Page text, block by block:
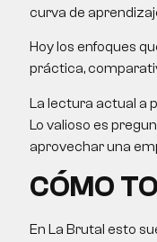
curva de
Hoy los enfoques
práctica,
La lectura actual a
Lo valioso es
aprovechar una
CÓMO
En La Brutal esto